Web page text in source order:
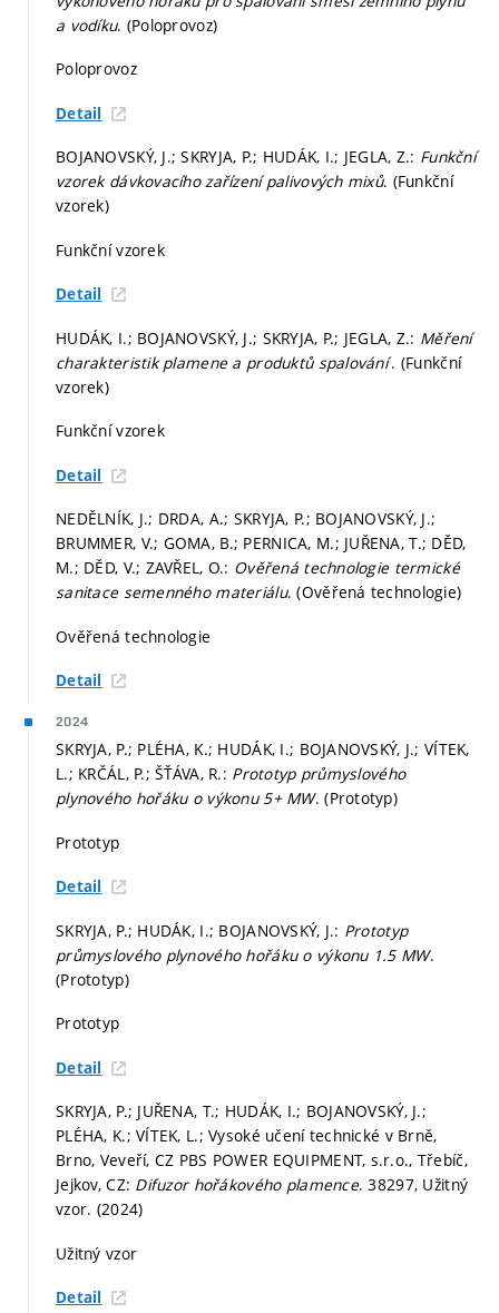
a vodíku. (Poloprovoz)
Poloprovoz
Detail
BOJANOVSKÝ, J.; SKRYJA, P.; HUDÁK, I.; JEGLA, Z.: Funkční
vzorek dávkovacího zařízení palivových mixů. (Funkční
vzorek)
Funkční vzorek
Detail
HUDÁK, I.; BOJANOVSKÝ, J.; SKRYJA, P.; JEGLA, Z.: Měření
charakteristik plamene a produktů spalování. (Funkční
vzorek)
Funkční vzorek
Detail
NEDĚLNÍK, J.; DRDA, A.; SKRYJA, P.; BOJANOVSKÝ, J.;
BRUMMER, V.; GOMA, B.; PERNICA, M.; JUŘENA, T.; DĚD,
M.; DĚD, V.; ZAVŘEL, O.: Ověřená technologie termické
sanitace semenného materiálu. (Ověřená technologie)
Ověřená technologie
Detail
2024
SKRYJA, P.; PLÉHA, K.; HUDÁK, I.; BOJANOVSKÝ, J.; VÍTEK,
L.; KRČÁL, P.; ŠŤÁVA, R.: Prototyp průmyslového
plynového hořáku o výkonu 5+ MW. (Prototyp)
Prototyp
Detail
SKRYJA, P.; HUDÁK, I.; BOJANOVSKÝ, J.: Prototyp
průmyslového plynového hořáku o výkonu 1.5 MW.
(Prototyp)
Prototyp
Detail
SKRYJA, P.; JUŘENA, T.; HUDÁK, I.; BOJANOVSKÝ, J.;
PLÉHA, K.; VÍTEK, L.; Vysoké učení technické v Brně,
Brno, Veveří, CZ PBS POWER EQUIPMENT, s.r.o., Třebíč,
Jejkov, CZ: Difuzor hořákového plamence. 38297, Užitný
vzor. (2024)
Užitný vzor
Detail